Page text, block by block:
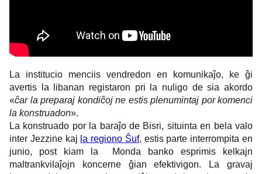
La institucio menciis vendredon en komunikaĵo, ke ĝi
avertis la libanan registaron pri la nuligo de sia akordo
«ĉar la preparaj kondiĉoj ne estis plenumintaj por komenci
la konstruadon».
La konstruado por la baraĵo de Bisri, situinta en bela valo
inter Jezzine kaj la regiono Ŝuf, estis parte interrompita en
junio, post kiam la Monda banko esprimis kelkajn
maltrankvilaĵojn koncerne ĝian efektivigon. La gravaj